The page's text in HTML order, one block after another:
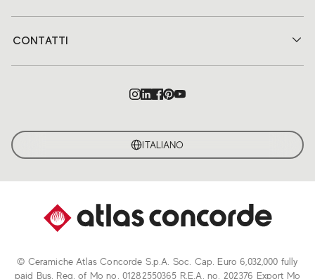
CONTATTI
ITALIANO
© Ceramiche Atlas Concorde S.p.A. Soc. Cap. Euro 6,032,000 fully
paid Bus. Reg. of Mo no. 01282550365 R.E.A. no. 202376 Export Mo